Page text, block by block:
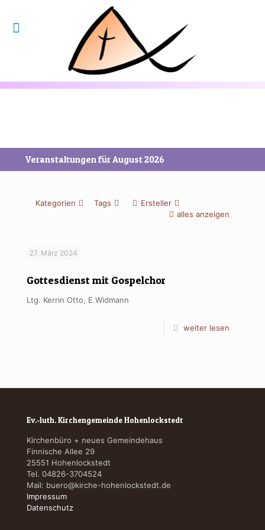
Veranstaltungen für August 2026
Kategorien Tags
Ersteller
alles anzeigen
27. März 2024
Gottesdienst mit Gospelchor
Ltg. Kerrin Otto, E.Widmann
weiter lesen
Ev.-luth. Kirchengemeinde Hohenlockstedt
Kirchenbüro + neues Gemeindehaus
Finnische Allee 29
25551 Hohenlockstedt
Tel. 04826-3704524
Mail: buero@kirche-hohenlockstedt.de
Impressum
Datenschutz